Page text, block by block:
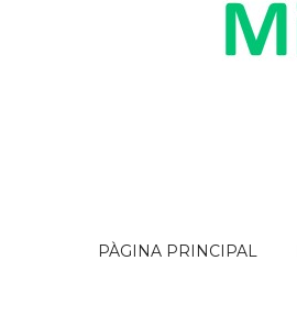
PÀGINA PRINCIPAL